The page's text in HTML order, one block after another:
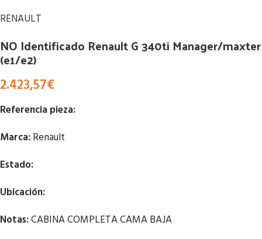
RENAULT
NO Identificado Renault G 340ti Manager/maxter
(e1/e2)
2.423,57€
Referencia pieza:
Marca: Renault
Estado:
Ubicación:
Notas:CABINA COMPLETA CAMA BAJA